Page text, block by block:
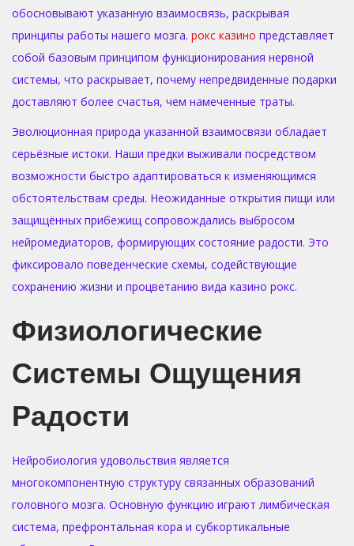
обосновывают указанную взаимосвязь, раскрывая
принципы работы нашего мозга. рокс казино представляет
собой базовым принципом функционирования нервной
системы, что раскрывает, почему непредвиденные подарки
доставляют более счастья, чем намеченные траты.
Эволюционная природа указанной взаимосвязи обладает
серьёзные истоки. Наши предки выживали посредством
возможности быстро адаптироваться к изменяющимся
обстоятельствам среды. Неожиданные открытия пищи или
защищённых прибежищ сопровождались выбросом
нейромедиаторов, формирующих состояние радости. Это
фиксировало поведенческие схемы, содействующие
сохранению жизни и процветанию вида казино рокс.
Физиологические
Системы Ощущения
Радости
Нейробиология удовольствия является
многокомпонентную структуру связанных образований
головного мозга. Основную функцию играют лимбическая
система, префронтальная кора и субкортикальные